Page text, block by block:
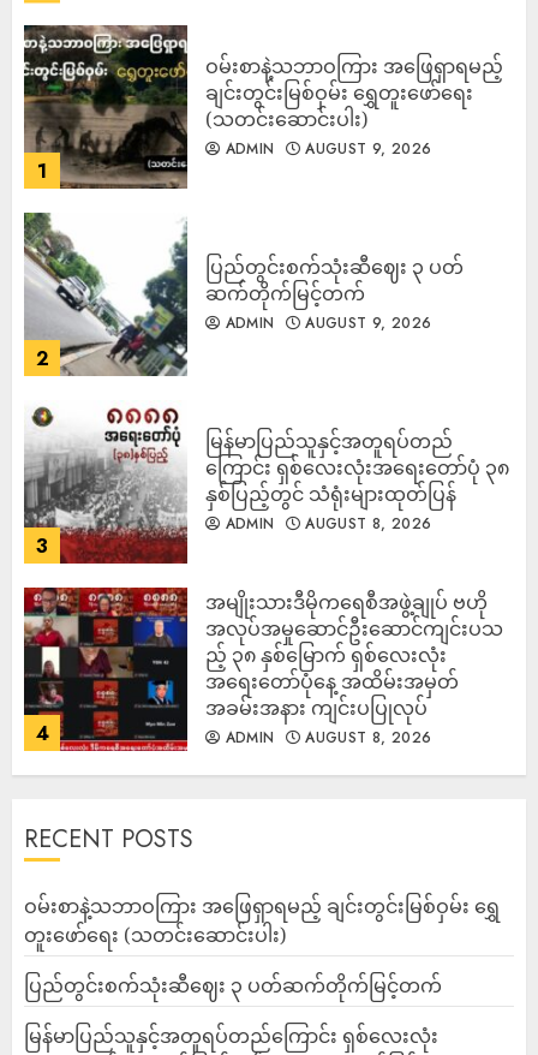
1
ဝမ်းစာနဲ့သဘာဝကြား အဖြေရှာရမည့်
ချင်းတွင်းမြစ်ဝှမ်း ရွှေတူးဖော်ရေး
(သတင်းဆောင်းပါး)
ADMIN AUGUST 9, 2026
2
ပြည်တွင်းစက်သုံးဆီဈေး ၃ ပတ်
ဆက်တိုက်မြင့်တက်
ADMIN AUGUST 9, 2026
3
မြန်မာပြည်သူနှင့်အတူရပ်တည်
ကြောင်း ရှစ်လေးလုံးအရေးတော်ပုံ ၃၈
နှစ်ပြည့်တွင် သံရုံးများထုတ်ပြန်
ADMIN AUGUST 8, 2026
4
အမျိုးသားဒီမိုကရေစီအဖွဲ့ချုပ် ဗဟို
အလုပ်အမှုဆောင်ဦးဆောင်ကျင်းပသ
ည့် ၃၈ နှစ်မြောက် ရှစ်လေးလုံး
အရေးတော်ပုံနေ့ အထိမ်းအမှတ်
အခမ်းအနား ကျင်းပပြုလုပ်
ADMIN AUGUST 8, 2026
RECENT POSTS
ဝမ်းစာနဲ့သဘာဝကြား အဖြေရှာရမည့် ချင်းတွင်းမြစ်ဝှမ်း ရွှေ
တူးဖော်ရေး (သတင်းဆောင်းပါး)
ပြည်တွင်းစက်သုံးဆီဈေး ၃ ပတ်ဆက်တိုက်မြင့်တက်
မြန်မာပြည်သူနှင့်အတူရပ်တည်ကြောင်း ရှစ်လေးလုံး